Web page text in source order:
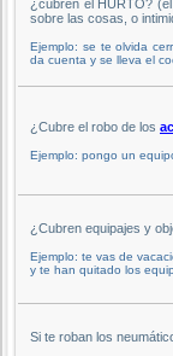
¿cubren el HURTO?
sobre las cosas, o
Ejemplo: se te olvida
da cuenta y se lleva el
¿Cubre el robo de los
Ejemplo: pongo un
¿Cubren equipajes y
Ejemplo: te vas de
y te han quitado los
Si te roban los